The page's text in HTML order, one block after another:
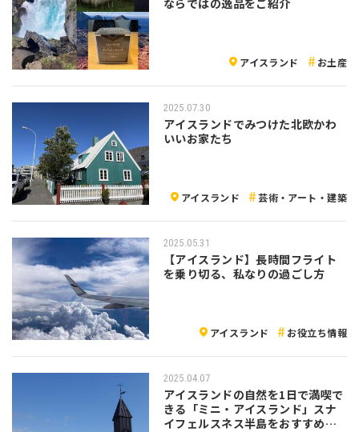
アイスランド お土産
2025.07.30
アイスランドでみつけた北欧かわ
いいお家たち
アイスランド 芸術・アート・建築
2025.05.31
【アイスランド】長時間フライト
を乗り切る、私なりの過ごし方
アイスランド お役立ち情報
2025.04.07
アイスランドの自然を1日で満喫で
きる「ミニ・アイスランド」スナ
イフェルスネス半島をおすすめし